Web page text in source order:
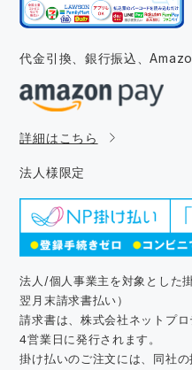
代金引換、銀行振込、
詳細はこちら
法人様限定
法人/個人事業主を対象とした
翌月末請求書払い）
請求書は、株式会社ネットプ
4営業日に発行されます。
掛け払いのご注文には、同社